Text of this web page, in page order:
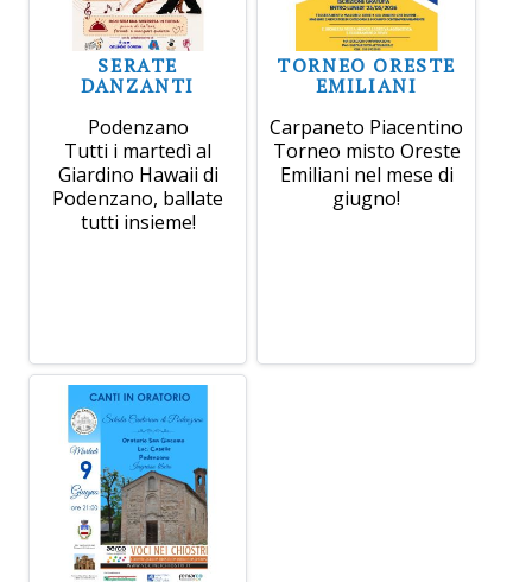
SERATE
DANZANTI
Podenzano
Tutti i martedì al
Giardino Hawaii di
Podenzano, ballate
tutti insieme!
TORNEO ORESTE
EMILIANI
Carpaneto Piacentino
Torneo misto Oreste
Emiliani nel mese di
giugno!